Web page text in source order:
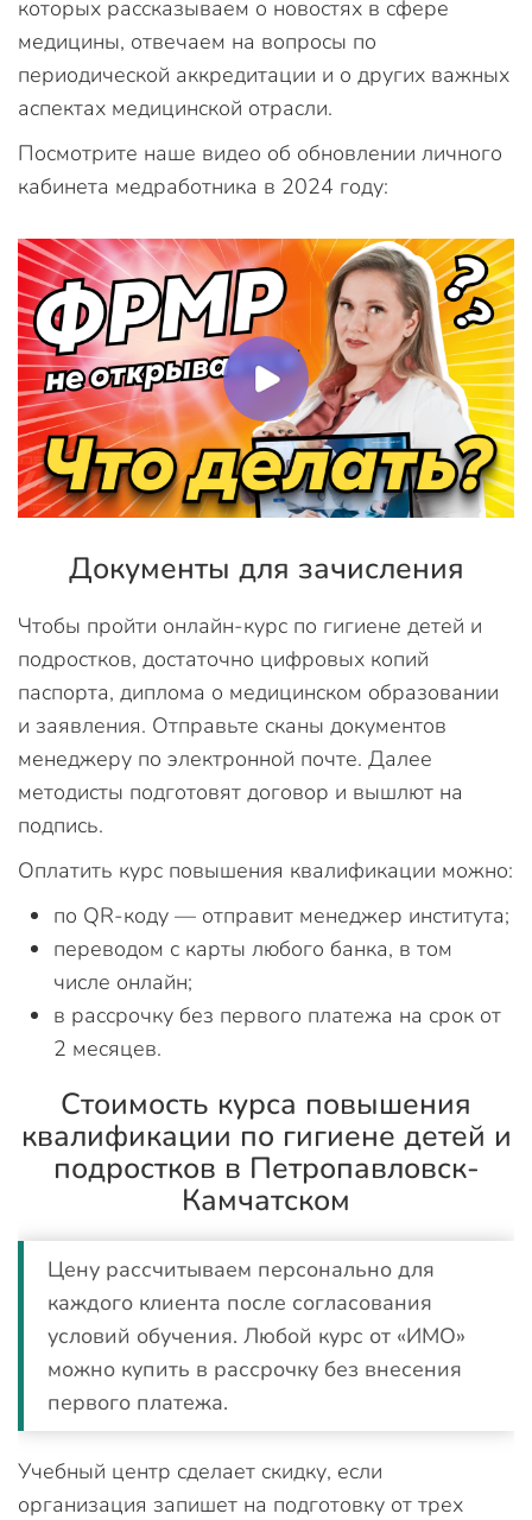
которых рассказываем о новостях в сфере
медицины, отвечаем на вопросы по
периодической аккредитации и о других важных
аспектах медицинской отрасли.
Посмотрите наше видео об обновлении личного
кабинета медработника в 2024 году:
Документы для зачисления
Чтобы пройти онлайн-курс по гигиене детей и
подростков, достаточно цифровых копий
паспорта, диплома о медицинском образовании
и заявления. Отправьте сканы документов
менеджеру по электронной почте. Далее
методисты подготовят договор и вышлют на
подпись.
Оплатить курс повышения квалификации можно:
по QR-коду — отправит менеджер института;
переводом с карты любого банка, в том
числе онлайн;
в рассрочку без первого платежа на срок от
2 месяцев.
Стоимость курса повышения
квалификации по гигиене детей и
подростков в Петропавловск-
Камчатском
Цену рассчитываем персонально для
каждого клиента после согласования
условий обучения. Любой курс от «ИМО»
можно купить в рассрочку без внесения
первого платежа.
Учебный центр сделает скидку, если
организация запишет на подготовку от трех